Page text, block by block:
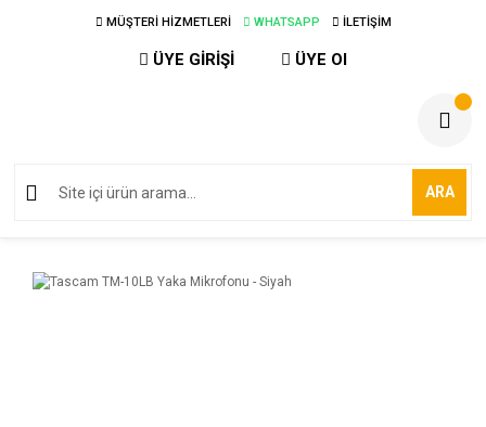
MÜŞTERİ HİZMETLERİ WHATSAPP İLETİŞİM
ÜYE GİRİŞİ ÜYE Ol
ARA